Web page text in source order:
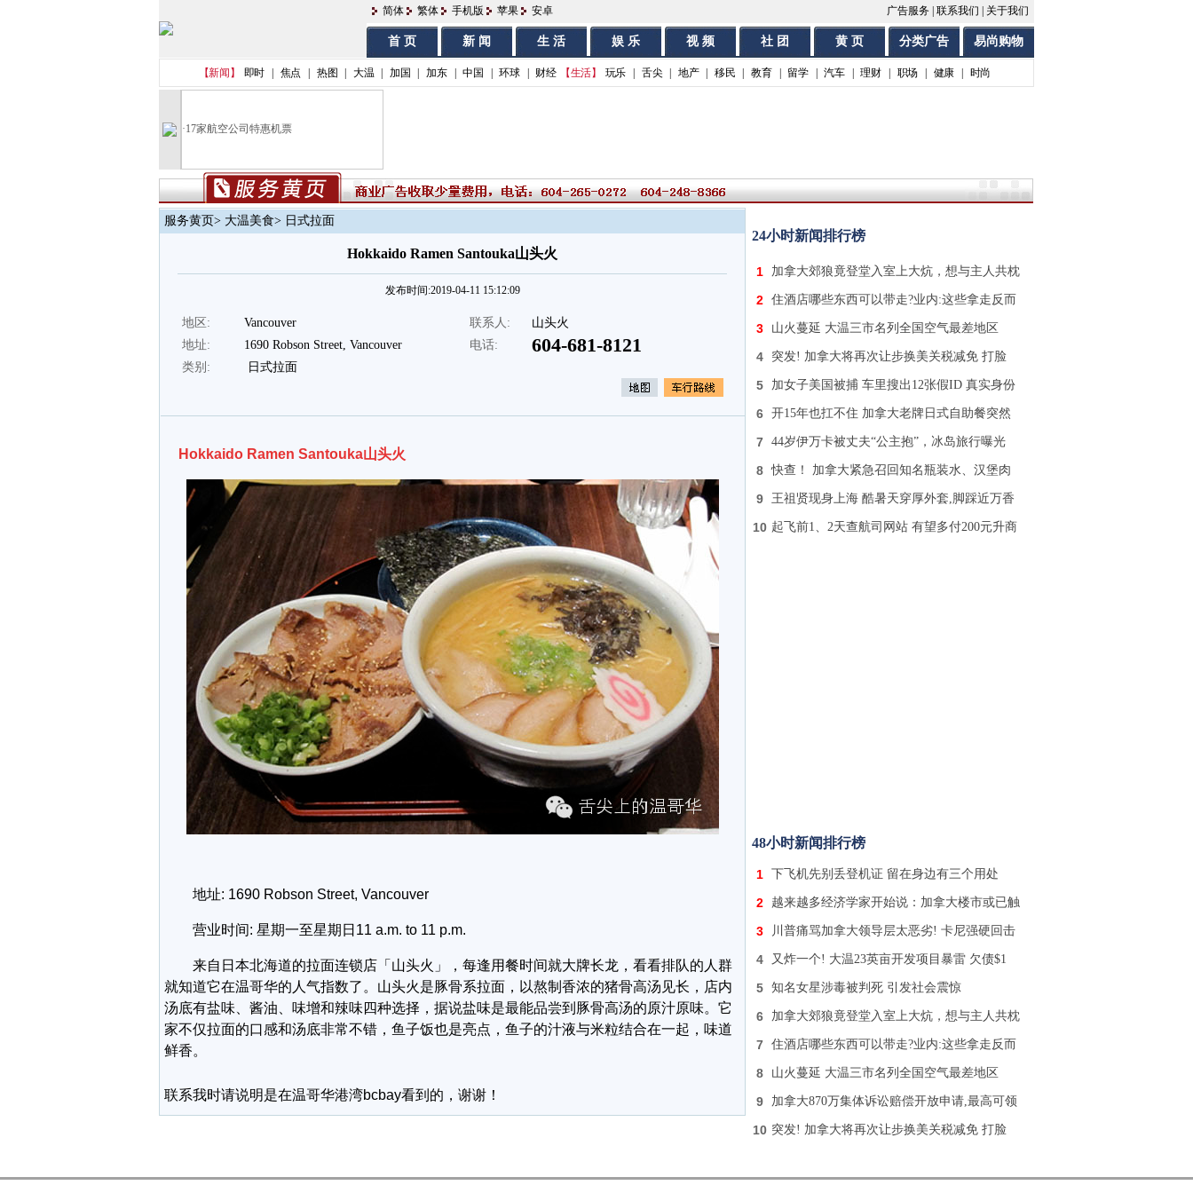
简体 繁体 手机版 苹果 安卓 广告服务 联系我们 关于我们
首 页 新 闻 生 活 娱 乐 视 频 社 团 黄 页 分类广告 易尚购物
【新闻】 即时 焦点 热图 大温 加国 加东 中国 环球 财经 【生活】 玩乐 舌尖 地产 移民 教育 留学 汽车 理财 职场 健康 时尚
·17家航空公司特惠机票
服务黄页> 大温美食> 日式拉面
Hokkaido Ramen Santouka山头火
发布时间:2019-04-11 15:12:09
地区:
Vancouver
地址:
1690 Robson Street, Vancouver
类别:
日式拉面
联系人:
山头火
电话:
604-681-8121
Hokkaido Ramen Santouka山头火
地址: 1690 Robson Street, Vancouver
营业时间: 星期一至星期日11 a.m. to 11 p.m.
来自日本北海道的拉面连锁店「山头火」，每逢用餐时间就大牌长龙，看看排队的人群
就知道它在温哥华的人气指数了。山头火是豚骨系拉面，以熬制香浓的猪骨高汤见长，店内
汤底有盐味、酱油、味增和辣味四种选择，据说盐味是最能品尝到豚骨高汤的原汁原味。它
家不仅拉面的口感和汤底非常不错，鱼子饭也是亮点，鱼子的汁液与米粒结合在一起，味道
鲜香。
联系我时请说明是在温哥华港湾bcbay看到的，谢谢！
24小时新闻排行榜
1 加拿大郊狼竟登堂入室上大炕，想与主人共枕
2 住酒店哪些东西可以带走?业内:这些拿走反而
3 山火蔓延 大温三市名列全国空气最差地区
4 突发! 加拿大将再次让步换美关税减免 打脸
5 加女子美国被捕 车里搜出12张假ID 真实身份
6 开15年也扛不住 加拿大老牌日式自助餐突然
7 44岁伊万卡被丈夫“公主抱”，冰岛旅行曝光
8 快查！ 加拿大紧急召回知名瓶装水、汉堡肉
9 王祖贤现身上海 酷暑天穿厚外套,脚踩近万香
10 起飞前1、2天查航司网站 有望多付200元升商
48小时新闻排行榜
1 下飞机先别丢登机证 留在身边有三个用处
2 越来越多经济学家开始说：加拿大楼市或已触
3 川普痛骂加拿大领导层太恶劣! 卡尼强硬回击
4 又炸一个! 大温23英亩开发项目暴雷 欠债$1
5 知名女星涉毒被判死 引发社会震惊
6 加拿大郊狼竟登堂入室上大炕，想与主人共枕
7 住酒店哪些东西可以带走?业内:这些拿走反而
8 山火蔓延 大温三市名列全国空气最差地区
9 加拿大870万集体诉讼赔偿开放申请,最高可领
10 突发! 加拿大将再次让步换美关税减免 打脸